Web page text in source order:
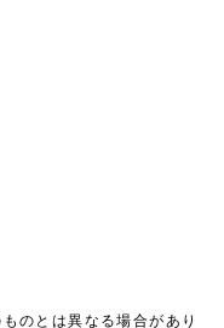
のとは異なる場合があり